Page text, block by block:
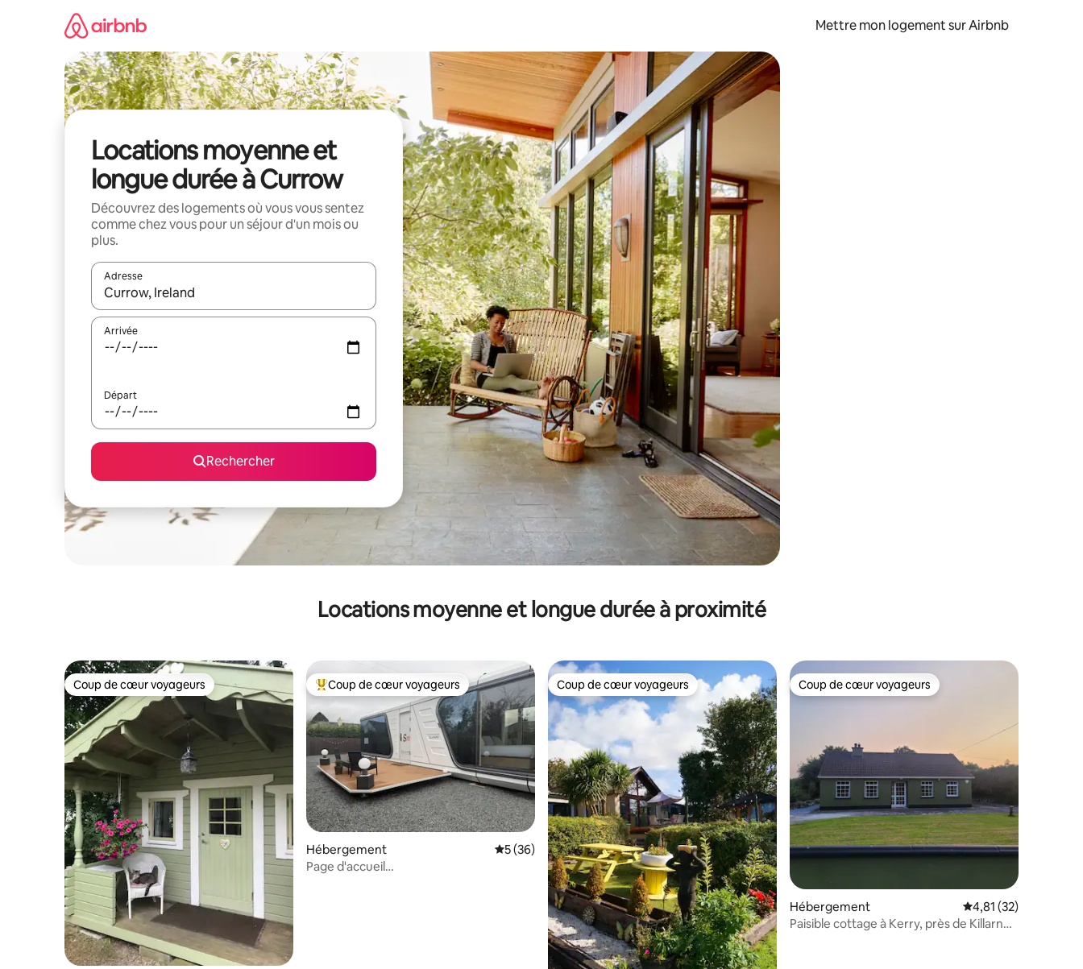
Mettre mon logement sur Airbnb
Locations moyenne et
longue durée à Currow
Découvrez des logements où vous vous sentez
comme chez vous pour un séjour d'un mois ou
plus.
Adresse
Lorsque les résultats s'affichent, utilisez les flèches vers le haut et vers le bas pour les parcourir ou en appuyant et en faisant glisser.
Arrivée
Départ
Rechercher
Locations moyenne et longue durée à proximité
Coup de cœur voyageurs
Coup de cœur voyageurs Coups de cœur voyageurs les plus appréciés
Coup de cœur voyageurs
Hébergement Évaluation moyenne sur la base de 36 commentaires : 5 sur 5
5 (36)
Page d'accueil
Coup de cœur voyageurs
Coup de cœur voyageurs Coup de cœur voyageurs
Coup de cœur voyageurs
Hébergement Évaluation moyenne
4,81 (32)
Paisible cottage à Kerry, près de Killarney